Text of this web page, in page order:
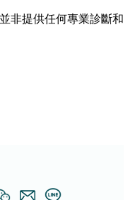
非提供任何專業診斷和